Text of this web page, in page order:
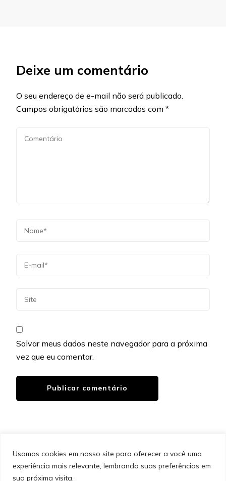
Usamos cookies em nosso site para oferecer a você uma
experiência mais relevante, lembrando suas preferências em
sua próxima visita.
Deixe um comentário
O seu endereço de e-mail não será publicado.
Campos obrigatórios são marcados com *
Salvar meus dados neste navegador para a próxima
vez que eu comentar.
SITEMAP POLÍTICA DE PRIVACIDADE
EQUIPE